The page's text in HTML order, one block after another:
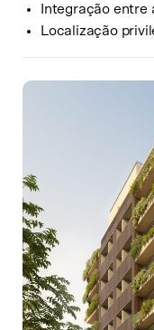
Integração
Localização